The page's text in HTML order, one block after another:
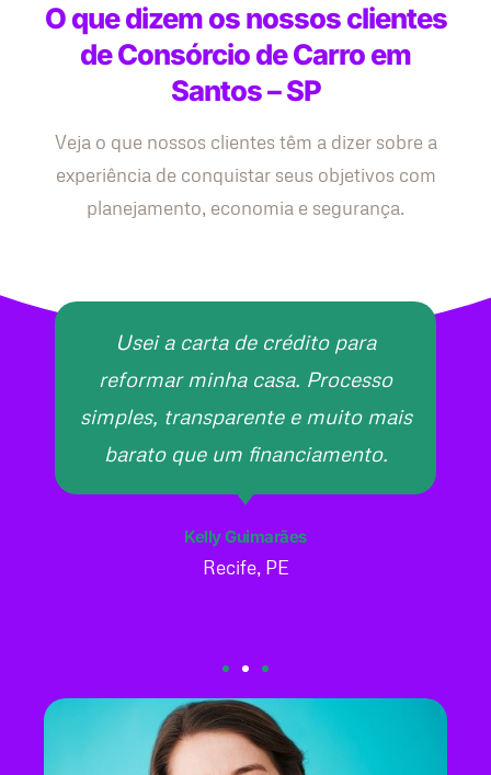
O que dizem os nossos clientes
de Consórcio de Carro em
Santos – SP
Veja o que nossos clientes têm a dizer sobre a
experiência de conquistar seus objetivos com
planejamento, economia e segurança.
Usei a carta de crédito para
reformar minha casa. Processo
simples, transparente e muito mais
barato que um financiamento.
Kelly Guimarães
Recife, PE